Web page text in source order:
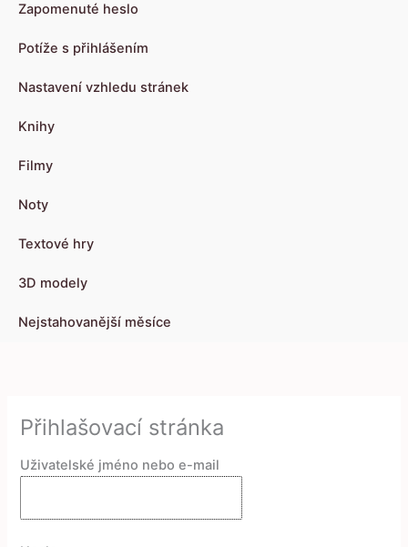
Zapomenuté heslo
Potíže s přihlášením
Nastavení vzhledu stránek
Knihy
Filmy
Noty
Textové hry
3D modely
Nejstahovanější měsíce
Přihlašovací stránka
Uživatelské jméno nebo e-mail